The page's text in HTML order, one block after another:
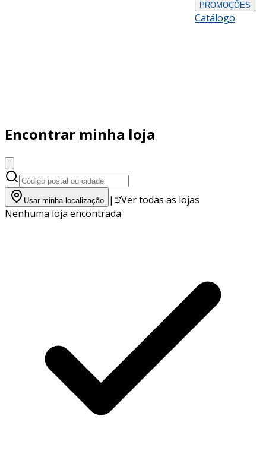
PROMOÇÕES
Catálogo
Encontrar minha loja
Usar minha localização |
Ver todas as lojas
Nenhuma loja encontrada